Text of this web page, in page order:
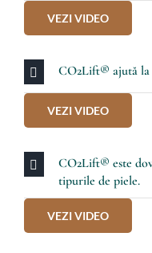
VEZI VIDEO
CO2Lift® ajută la
VEZI VIDEO
CO2Lift® este
tipurile de piele.
VEZI VIDEO